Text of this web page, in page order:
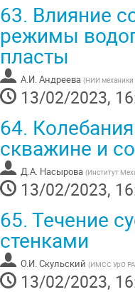
63. Влияние
режимы
пласты
А.И. Андреева (НИИ
13/02/2023,
64.
скважине и
Д.А. Насырова (Институт
13/02/2023,
65. Течение
стенками
О.И. Скульский (ИМСС УрО
13/02/2023,